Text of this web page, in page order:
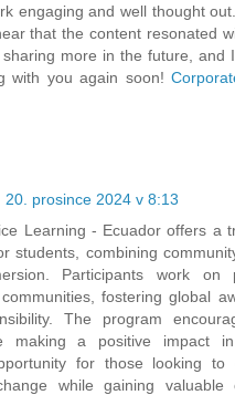
engaging and well thought
that the content resonated
more in the future, and
with you again soon!
20. prosince 2024 v 8:13
Learning - Ecuador offers a
students, combining
Participants work on
fostering global
The program
making a positive impact
for those looking to
while gaining valuable